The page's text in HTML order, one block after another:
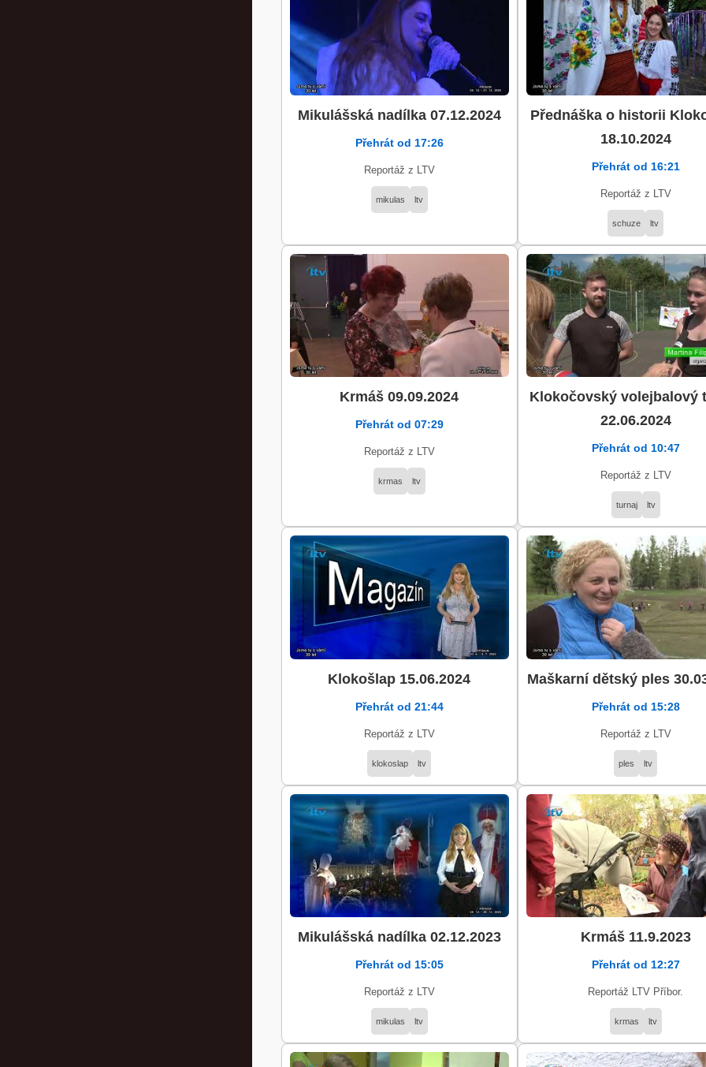
Mikulášská nadílka 07.12.2024
Přehrát od 17:26
Reportáž z LTV
mikulas ltv
Přednáška o historii
18.10.2024
Přehrát od 16:21
Reportáž z LTV
schuze ltv
Krmáš 09.09.2024
Přehrát od 07:29
Reportáž z LTV
krmas ltv
Klokočovský volejbalový
22.06.2024
Přehrát od 10:47
Reportáž z LTV
turnaj ltv
Klokošlap 15.06.2024
Přehrát od 21:44
Reportáž z LTV
klokoslap ltv
Maškarní dětský ples
Přehrát od 15:28
Reportáž z LTV
ples ltv
Mikulášská nadílka 02.12.2023
Přehrát od 15:05
Reportáž z LTV
mikulas ltv
Krmáš 11.9.2023
Přehrát od 12:27
Reportáž LTV Příbor.
krmas ltv